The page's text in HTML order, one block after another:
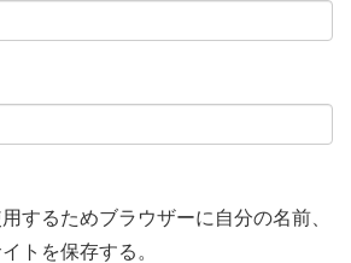
するためブラウザーに自分の名前、
トを保存する。